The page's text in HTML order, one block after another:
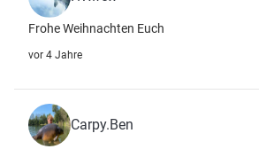
Frohe Weihnachten Euch
vor 4 Jahre
Carpy.Ben